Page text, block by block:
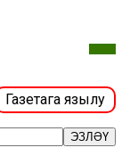
Газетага язылу
ЭЗЛӘҮ